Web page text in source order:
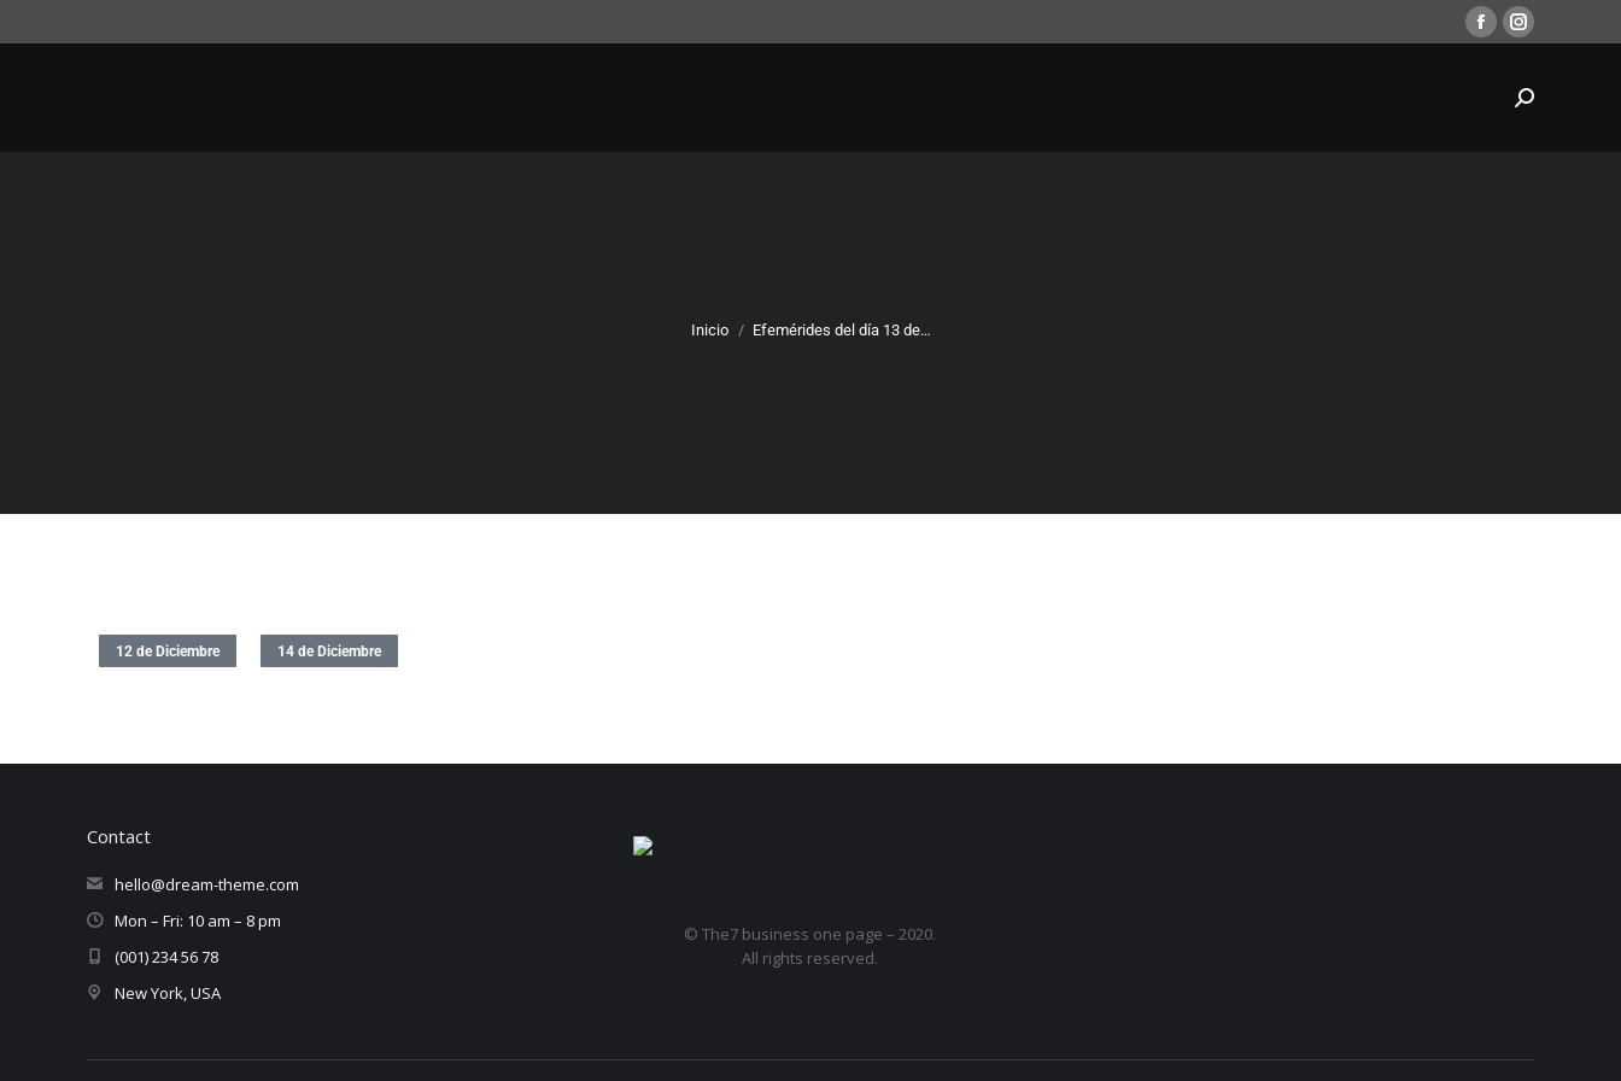
Estás aquí:
Inicio Efemérides del día 13 de…
12 de Diciembre 14 de Diciembre
Contact
hello@dream-theme.com
Mon – Fri: 10 am – 8 pm
(001) 234 56 78
New York, USA
© The7 business one page – 2020.
All rights reserved.